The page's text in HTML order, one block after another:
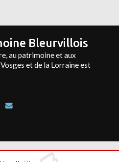
Bleurvillois
au patrimoine et aux
et de la Lorraine est